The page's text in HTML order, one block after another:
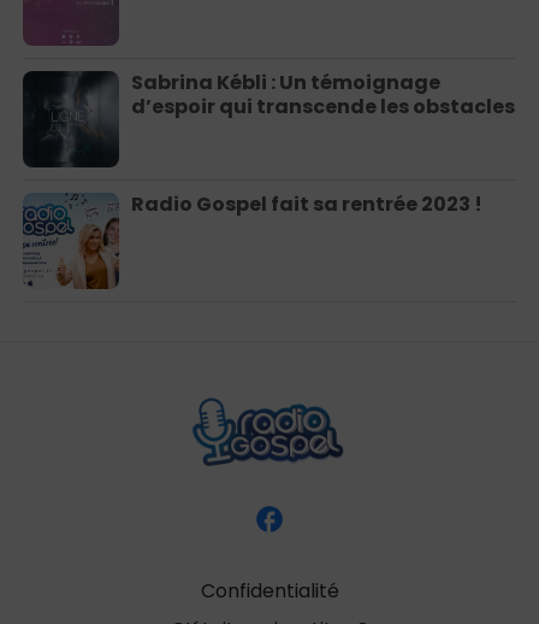
Sabrina Kébli : Un témoignage
d’espoir qui transcende les obstacles
Radio Gospel fait sa rentrée 2023 !
Confidentialité